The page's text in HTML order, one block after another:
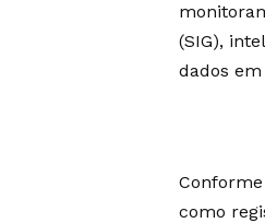
(SIG),
dados
como